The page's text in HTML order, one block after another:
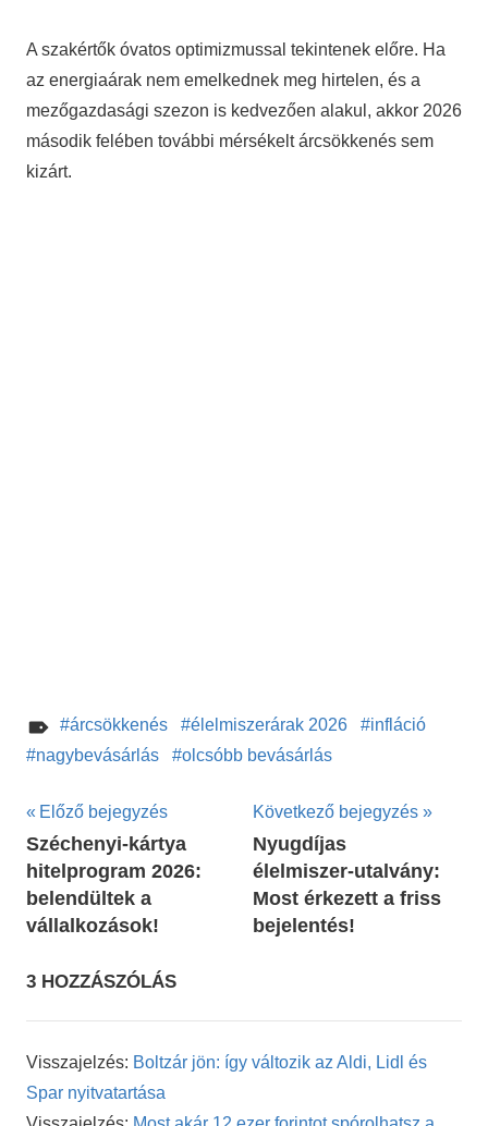
A szakértők óvatos optimizmussal tekintenek előre. Ha
az energiaárak nem emelkednek meg hirtelen, és a
mezőgazdasági szezon is kedvezően alakul, akkor 2026
második felében további mérsékelt árcsökkenés sem
kizárt.
árcsökkenés élelmiszerárak 2026
infláció
nagybevásárlás
olcsóbb bevásárlás
Bejegyzés
navigáció
Előző bejegyzés
Széchenyi-kártya
hitelprogram 2026:
belendültek a
vállalkozások!
Következő bejegyzés
Nyugdíjas
élelmiszer‑utalvány:
Most érkezett a friss
bejelentés!
3 HOZZÁSZÓLÁS
Visszajelzés: Boltzár jön: így változik az Aldi, Lidl és
Spar nyitvatartása